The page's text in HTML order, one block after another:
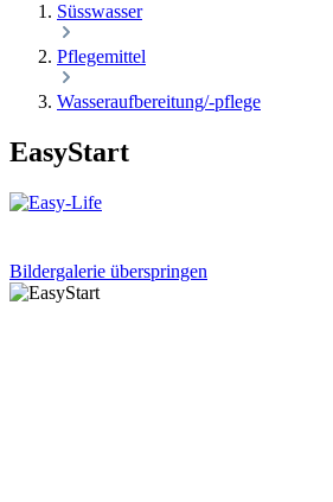
Süsswasser
Pflegemittel
Wasseraufbereitung/-pflege
EasyStart
Bildergalerie überspringen